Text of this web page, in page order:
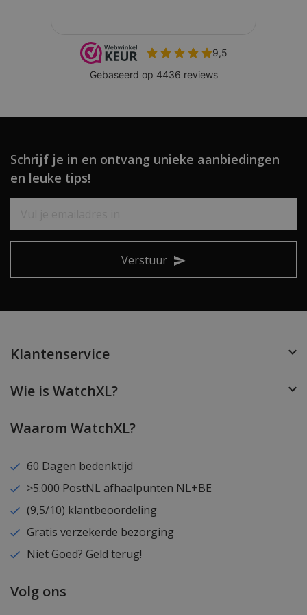
Schrijf je in en ontvang unieke aanbiedingen
en leuke tips!
Verstuur
Klantenservice
Wie is WatchXL?
Waarom WatchXL?
60 Dagen bedenktijd
>5.000 PostNL afhaalpunten NL+BE
(9,5/10) klantbeoordeling
Gratis verzekerde bezorging
Niet Goed? Geld terug!
Volg ons